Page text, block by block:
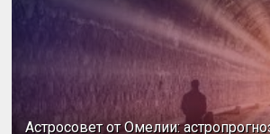
Астросовет от Омелии: